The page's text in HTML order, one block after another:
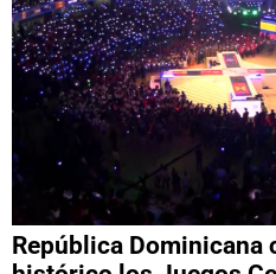
República Dominicana